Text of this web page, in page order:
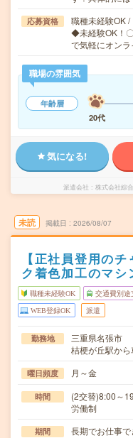
応募資格
職種未経験OK
◆未経験OK！
で気軽にオン
職場の雰囲気
年齢層
20代
気になる!
派遣会社 株式会社綜
未読 掲載日 2026/08/07
【正社員登用の
ク着色加工のマ
職種未経験OK 交通費別途
WEB登録OK 派遣
勤務地
三重県名張市
桔梗が丘駅か
曜日頻度 月～金
時間
(2交替)8:00～
労働制
期間 長期でお仕事で